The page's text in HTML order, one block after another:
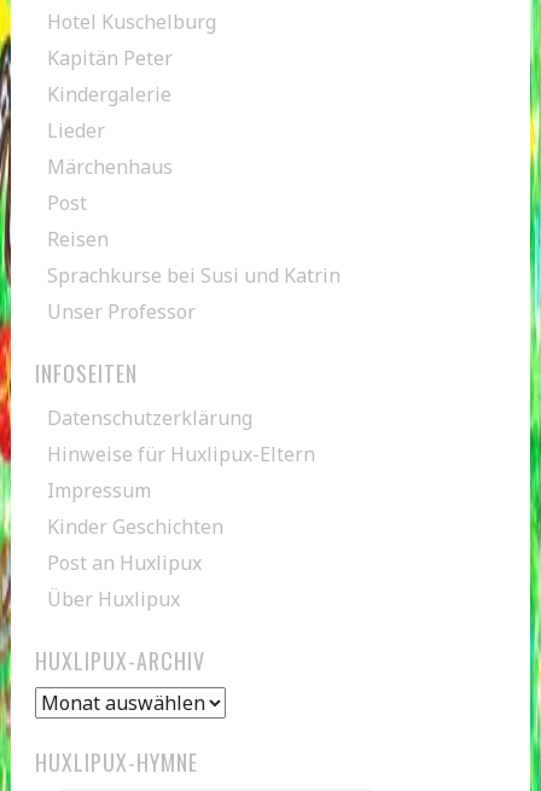
Hotel Kuschelburg
Kapitän Peter
Kindergalerie
Lieder
Märchenhaus
Post
Reisen
Sprachkurse bei Susi und Katrin
Unser Professor
INFOSEITEN
Datenschutzerklärung
Hinweise für Huxlipux-Eltern
Impressum
Kinder Geschichten
Post an Huxlipux
Über Huxlipux
HUXLIPUX-ARCHIV
Huxlipux-
HUXLIPUX-HYMNE